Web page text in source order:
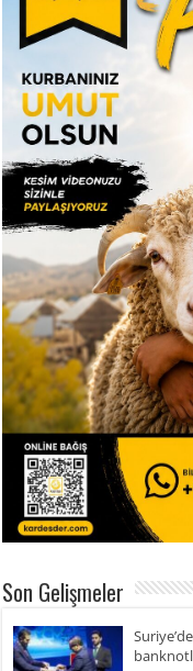
Son Gelişmeler